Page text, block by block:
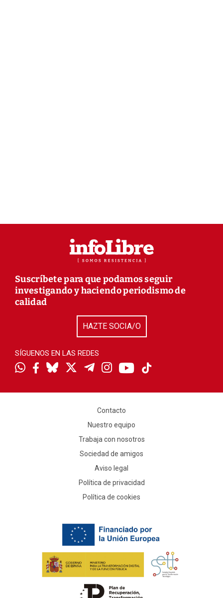
Suscríbete para que podamos seguir
investigando y haciendo periodismo de
calidad
HAZTE SOCIA/O
SÍGUENOS EN LAS REDES
Contacto
Nuestro equipo
Trabaja con nosotros
Sociedad de amigos
Aviso legal
Política de privacidad
Política de cookies